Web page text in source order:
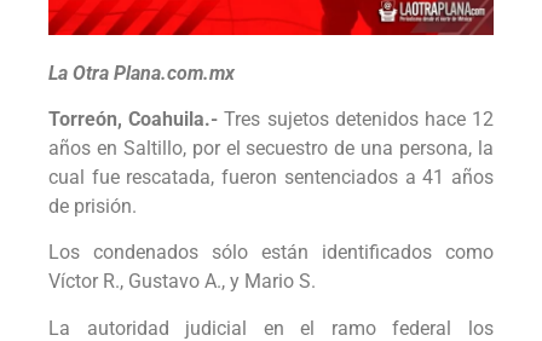
La Otra Plana.com.mx
Torreón, Coahuila.- Tres sujetos detenidos hace 12
años en Saltillo, por el secuestro de una persona, la
cual fue rescatada, fueron sentenciados a 41 años
de prisión.
Los condenados sólo están identificados como
Víctor R., Gustavo A., y Mario S.
La autoridad judicial en el ramo federal los